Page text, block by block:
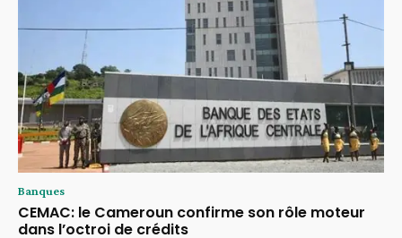
Banques
CEMAC: le Cameroun confirme son rôle moteur
dans l’octroi de crédits